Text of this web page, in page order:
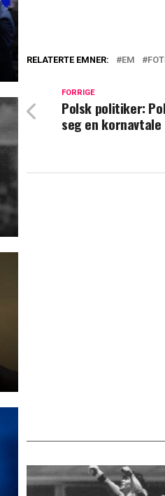
RELATERTE EMNER: EM
FORRIGE
Polsk politiker:
seg en kornavtale